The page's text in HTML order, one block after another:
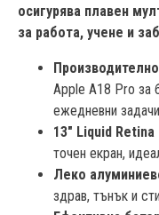
осигурява плавен
за работа, учене и
Apple A18 Pro за
ежедневни
13" Liquid
точен екран,
Леко
здрав, тънък и